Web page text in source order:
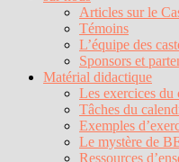
Articles sur le
Témoins
L’équipe des
Sponsors et
Matérial didactique
Les exercices du
Tâches du
Exemples
Le mystère de
Ressources